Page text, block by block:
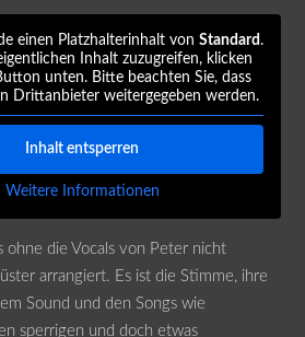
einen Platzhalterinhalt von Standard.
Inhalt zuzugreifen, klicken
unten. Bitte beachten Sie, dass
Drittanbieter weitergegeben werden.
Inhalt entsperren
Weitere Informationen
ohne die Vocals von Peter nicht
arrangiert. Es ist die Stimme, ihre
Sound und den Songs wie
sperrigen und doch etwas